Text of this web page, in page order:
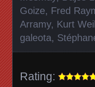
Goize, Fred
Arramy, Kurt
galeota,
Rating: